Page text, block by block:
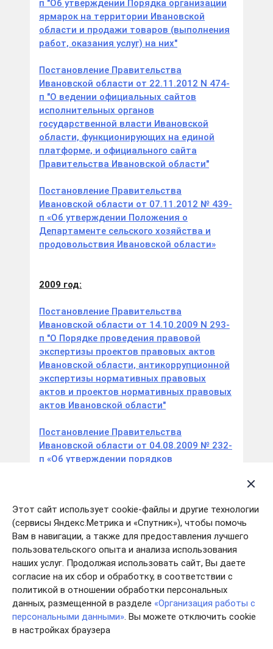
Этот сайт использует cookie-файлы и другие технологии
(сервисы Яндекс.Метрика и «Спутник»), чтобы помочь
Вам в навигации, а также для предоставления лучшего
пользовательского опыта и анализа использования
наших услуг. Продолжая использовать сайт, Вы даете
согласие на их сбор и обработку, в соответствии с
политикой в отношении обработки персональных
данных, размещенной в разделе «Организация работы с
персональными данными». Вы можете отключить cookie
в настройках браузера
п "Об утверждении Порядка организации
ярмарок на территории Ивановской
области и продажи товаров (выполнения
работ, оказания услуг) на них"
Постановление Правительства
Ивановской области от 22.11.2012 N 474-
п "О ведении официальных сайтов
исполнительных органов
государственной власти Ивановской
области, функционирующих на единой
платформе, и официального сайта
Правительства Ивановской области"
Постановление Правительства
Ивановской области от 07.11.2012 № 439-
п «Об утверждении Положения о
Департаменте сельского хозяйства и
продовольствия Ивановской области»
2009 год:
Постановление Правительства
Ивановской области от 14.10.2009 N 293-
п "О Порядке проведения правовой
экспертизы проектов правовых актов
Ивановской области, антикоррупционной
экспертизы нормативных правовых
актов и проектов нормативных правовых
актов Ивановской области"
Постановление Правительства
Ивановской области от 04.08.2009 № 232-
п «Об утверждении порядков
образовательных организаций,
получившим в указанных организациях
соответствующие документы об
образовании, о квалификации,
работающим у сельскохозяйственных
товаропроизводителей, в машинно-
технологических (тракторных) станциях,
а также специалистам
сельскохозяйственных
товаропроизводителей с